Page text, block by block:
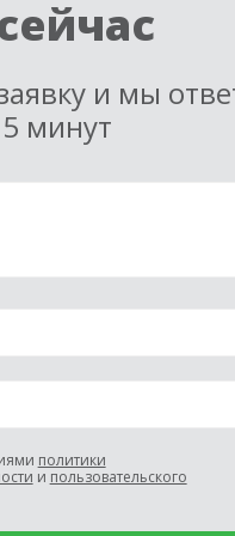
и мы
минут
политики
и пользовательского